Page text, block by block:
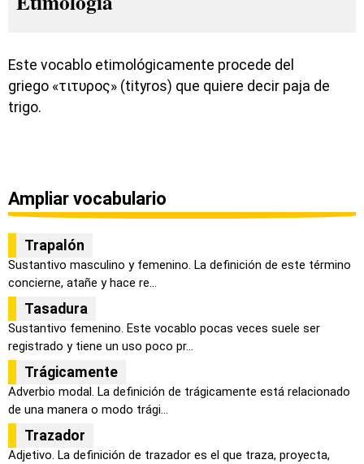
Este vocablo etimológicamente procede del
griego «τιτυρος» (tityros) que quiere decir paja de
trigo.
Ampliar vocabulario
Trapalón
Sustantivo masculino y femenino. La definición de este término
concierne, atañe y hace re...
Tasadura
Sustantivo femenino. Este vocablo pocas veces suele ser
registrado y tiene un uso poco pr...
Trágicamente
Adverbio modal. La definición de trágicamente está relacionado
de una manera o modo trági...
Trazador
Adjetivo. La definición de trazador es el que traza, proyecta,